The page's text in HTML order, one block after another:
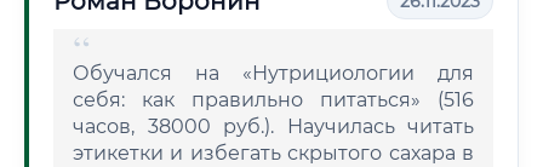
Обучался на «Нутрициологии для
себя: как правильно питаться» (516
часов, 38000 руб.). Научилась читать
этикетки и избегать скрытого сахара в